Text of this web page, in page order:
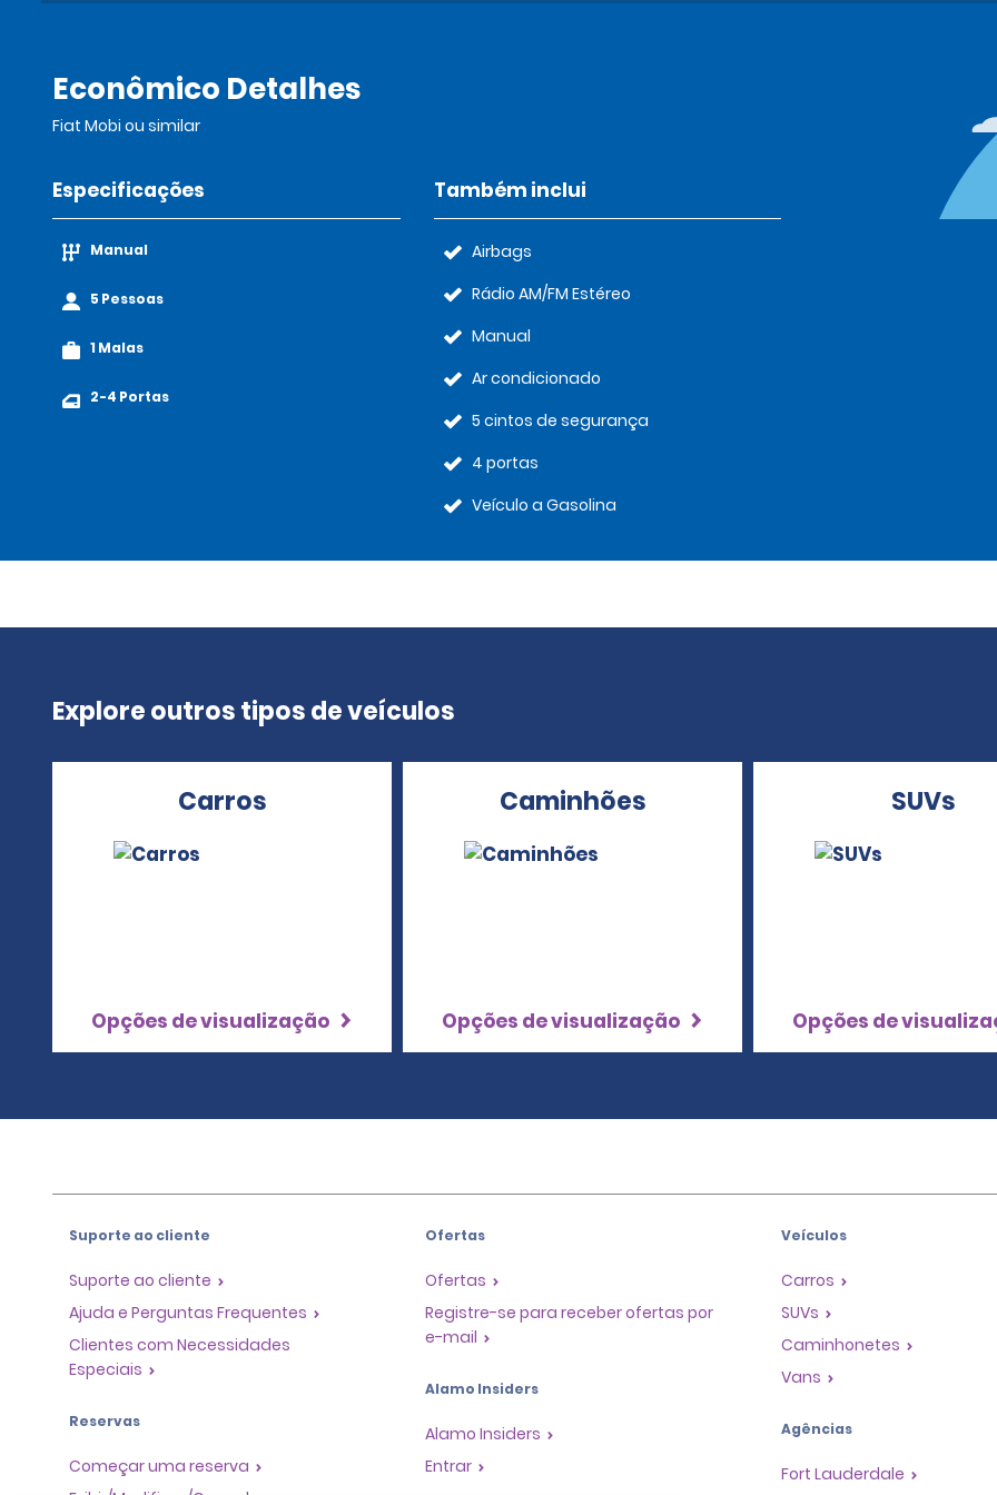
Econômico Detalhes
Fiat Mobi ou similar
Especificações
Manual
5 Pessoas
1 Malas
2-4 Portas
Também inclui
Airbags
Rádio AM/FM Estéreo
Manual
Ar condicionado
5 cintos de segurança
4 portas
Veículo a Gasolina
Explore outros tipos de veículos
Carros
Opções de visualização
Caminhões
Opções de visualização
SUVs
Opções de
Suporte ao cliente
Suporte ao cliente
Ajuda e Perguntas Frequentes
Clientes com Necessidades
Especiais
Reservas
Começar uma reserva
Ofertas
Ofertas
Registre-se para receber ofertas por
e-mail
Alamo Insiders
Alamo Insiders
Entrar
Veículos
Carros
SUVs
Caminhonetes
Vans
Agências
Fort Lauderdale